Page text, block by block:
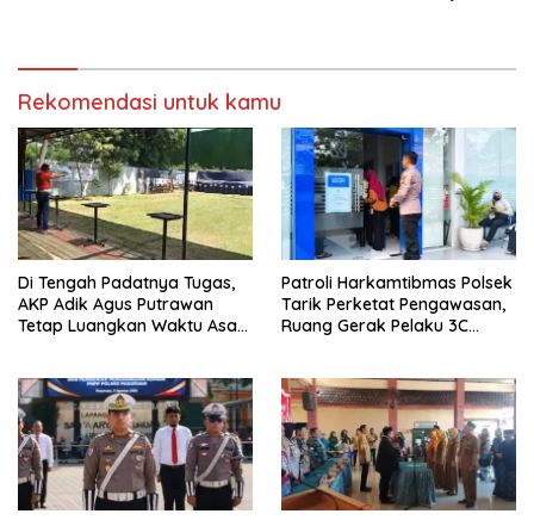
Rekomendasi untuk kamu
Di Tengah Padatnya Tugas,
AKP Adik Agus Putrawan
Tetap Luangkan Waktu Asah
Patroli Harkamtibmas Polsek
Tarik Perketat Pengawasan,
Ruang Gerak Pelaku 3C